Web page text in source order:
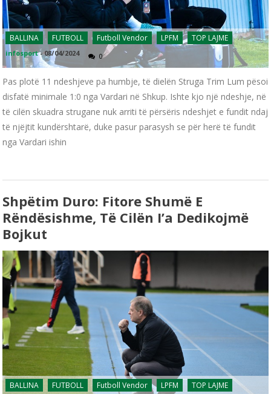
BALLINA FUTBOLL Futboll Vendor LPFM TOP LAJME
infosport -08/04/2024 0
Pas plotë 11 ndeshjeve pa humbje, të dielën Struga Trim Lum pësoi
disfatë minimale 1:0 nga Vardari në Shkup. Ishte kjo një ndeshje, në
të cilën skuadra strugane nuk arriti të përsëris ndeshjet e fundit ndaj
të njëjtit kundërshtarë, duke pasur parasysh se për herë të fundit
nga Vardari ishin
Shpëtim Duro: Fitore Shumë E
Rëndësishme, Të Cilën I’a Dedikojmë
Bojkut
BALLINA FUTBOLL Futboll Vendor LPFM TOP LAJME